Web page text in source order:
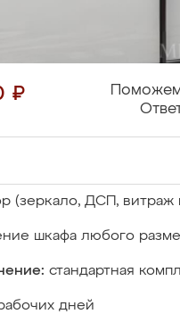
₽
Поможем
(зеркало, ДСП, витраж
шкафа любого
стандартная
дней